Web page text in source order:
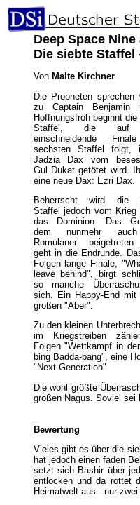
Deep Space
Die siebte Staffel
Von Malte Kirchner
Die Propheten sprechen
zu Captain Benjamin
Hoffnungsfroh beginnt
Staffel, die auf
einschneidende
sechsten Staffel folgt,
Jadzia Dax vom
Gul Dukat getötet wird.
eine neue Dax: Ezri Dax.
Beherrscht wird die
Staffel jedoch vom Krieg
das Dominion. Das
dem nunmehr
Romulaner beigetreten
geht in die Endrunde.
Folgen lange Finale,
leave behind", birgt
so manche
sich. Ein Happy-End mit
großen "Aber".
Zu den kleinen
im Kriegstreiben
Folgen "Wettkampf in
bing Badda-bang", eine
"Next Generation".
Die wohl größte
großen Nagus. Soviel sei
Bewertung
Vieles gibt es über die
hat jedoch einen faden
setzt sich Bashir über
entlocken und da rottet
Heimatwelt aus - nur